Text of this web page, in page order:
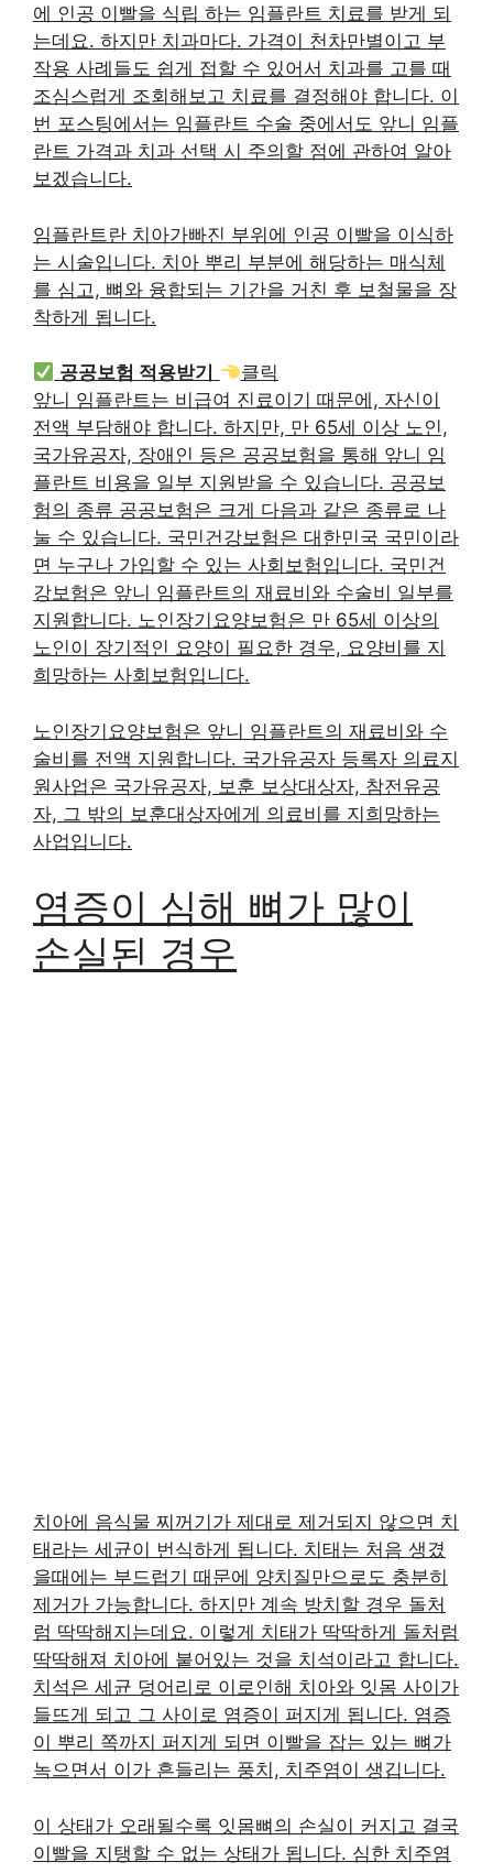
에 인공 이빨을 식립 하는 임플란트 치료를 받게 되
는데요. 하지만 치과마다. 가격이 천차만별이고 부
작용 사례들도 쉽게 접할 수 있어서 치과를 고를 때
조심스럽게 조회해보고 치료를 결정해야 합니다. 이
번 포스팅에서는 임플란트 수술 중에서도 앞니 임플
란트 가격과 치과 선택 시 주의할 점에 관하여 알아
보겠습니다.
임플란트란 치아가빠진 부위에 인공 이빨을 이식하
는 시술입니다. 치아 뿌리 부분에 해당하는 매식체
를 심고, 뼈와 융합되는 기간을 거친 후 보철물을 장
착하게 됩니다.
공공보험 적용받기
클릭
앞니 임플란트는 비급여 진료이기 때문에, 자신이
전액 부담해야 합니다. 하지만, 만 65세 이상 노인,
국가유공자, 장애인 등은 공공보험을 통해 앞니 임
플란트 비용을 일부 지원받을 수 있습니다. 공공보
험의 종류 공공보험은 크게 다음과 같은 종류로 나
눌 수 있습니다. 국민건강보험은 대한민국 국민이라
면 누구나 가입할 수 있는 사회보험입니다. 국민건
강보험은 앞니 임플란트의 재료비와 수술비 일부를
지원합니다. 노인장기요양보험은 만 65세 이상의
노인이 장기적인 요양이 필요한 경우, 요양비를 지
희망하는 사회보험입니다.
노인장기요양보험은 앞니 임플란트의 재료비와 수
술비를 전액 지원합니다. 국가유공자 등록자 의료지
원사업은 국가유공자, 보훈 보상대상자, 참전유공
자, 그 밖의 보훈대상자에게 의료비를 지희망하는
사업입니다.
염증이 심해 뼈가 많이
손실된 경우
치아에 음식물 찌꺼기가 제대로 제거되지 않으면 치
태라는 세균이 번식하게 됩니다. 치태는 처음 생겼
을때에는 부드럽기 때문에 양치질만으로도 충분히
제거가 가능합니다. 하지만 계속 방치할 경우 돌처
럼 딱딱해지는데요. 이렇게 치태가 딱딱하게 돌처럼
딱딱해져 치아에 붙어있는 것을 치석이라고 합니다.
치석은 세균 덩어리로 이로인해 치아와 잇몸 사이가
들뜨게 되고 그 사이로 염증이 퍼지게 됩니다. 염증
이 뿌리 쪽까지 퍼지게 되면 이빨을 잡는 있는 뼈가
녹으면서 이가 흔들리는 풍치, 치주염이 생깁니다.
이 상태가 오래될수록 잇몸뼈의 손실이 커지고 결국
이빨을 지탱할 수 없는 상태가 됩니다. 심한 치주염